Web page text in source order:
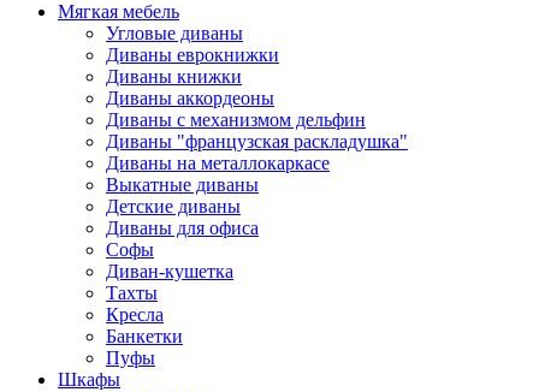
Мягкая мебель
Угловые диваны
Диваны еврокнижки
Диваны книжки
Диваны аккордеоны
Диваны с механизмом дельфин
Диваны "французская раскладушка"
Диваны на металлокаркасе
Выкатные диваны
Детские диваны
Диваны для офиса
Софы
Диван-кушетка
Тахты
Кресла
Банкетки
Пуфы
Шкафы